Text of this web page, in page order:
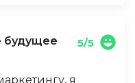
недостаточно
Также были
будущее
5/5
я